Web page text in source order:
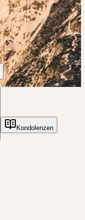
Kondolenzen